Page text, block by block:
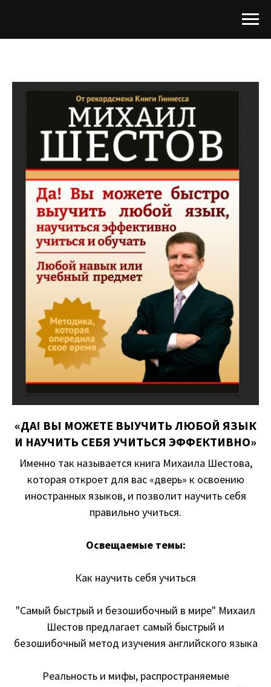
«ДА! ВЫ МОЖЕТЕ ВЫУЧИТЬ ЛЮБОЙ ЯЗЫК
И НАУЧИТЬ СЕБЯ УЧИТЬСЯ ЭФФЕКТИВНО»
Именно так называется книга Михаила Шестова,
которая откроет для вас «дверь» к освоению
иностранных языков, и позволит научить себя
правильно учиться.
Освещаемые темы:
Как научить себя учиться
"Самый быстрый и безошибочный в мире" Михаил
Шестов предлагает самый быстрый и
безошибочный метод изучения английского языка
Реальность и мифы, распространяемые